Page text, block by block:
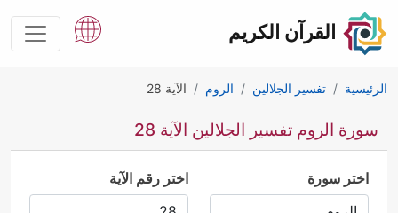
القرآن الكريم
الرئيسية تفسير الجلالين الروم الآية 28
سورة الروم تفسير الجلالين الآية 28
اختر سورة اختر رقم الآية